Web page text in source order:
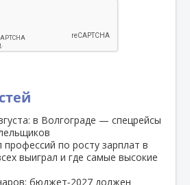
в Волгограде — спецрейсы
профессий по росту зарплат в
выиграл и где самые высокие
бюджет‑2027 должен